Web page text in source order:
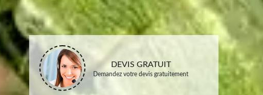
DEVIS GRATUIT
Demandez votre devis gratuitement